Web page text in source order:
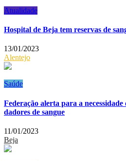
Atualidade
Hospital de Beja tem reservas de
13/01/2023
Alentejo
Saúde
Federação alerta para a
dadores de sangue
11/01/2023
Beja